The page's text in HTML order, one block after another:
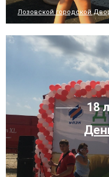
Лозовской городской
18